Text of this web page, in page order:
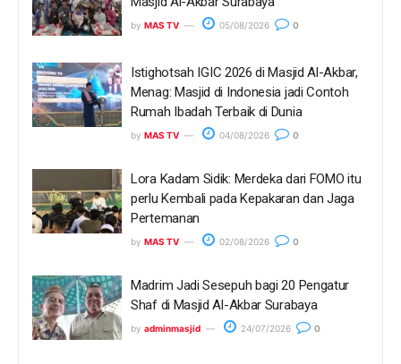
by MAS TV 05/08/2026 0
Istighotsah IGIC 2026 di Masjid Al-Akbar,
Menag: Masjid di Indonesia jadi Contoh
Rumah Ibadah Terbaik di Dunia
by MAS TV 04/08/2026 0
Lora Kadam Sidik: Merdeka dari FOMO itu
perlu Kembali pada Kepakaran dan Jaga
Pertemanan
by MAS TV 02/08/2026 0
Madrim Jadi Sesepuh bagi 20 Pengatur
Shaf di Masjid Al-Akbar Surabaya
by adminmasjid 24/07/2026 0